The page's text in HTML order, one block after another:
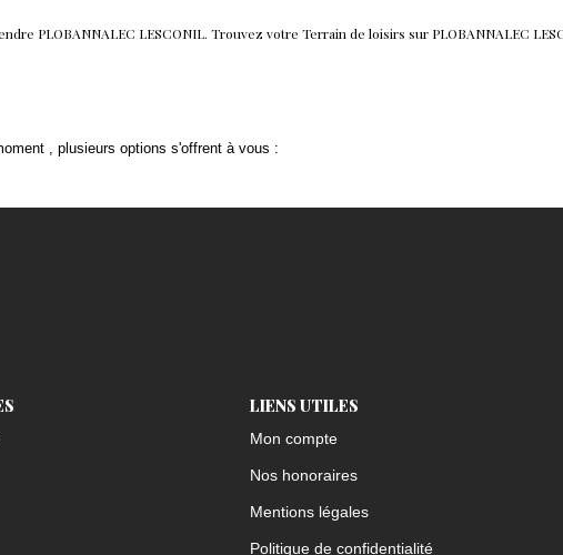
PLOBANNALEC LESCONIL. Trouvez votre Terrain de loisirs sur PLOBANNALEC
, plusieurs options s'offrent à vous :
LIENS UTILES
Mon compte
Nos honoraires
Mentions légales
Politique de confidentialité